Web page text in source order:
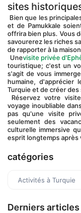
sites
et de Pamukkale
offrira bien plus. Vous
savourerez les riches
de rapporter à la
Unevisite privée
touristique; c'est un
s'agit de vous
humaine, d'apprécier
Turquie et de créer
voyage inoubliable
pas qu'une visite
seulement des
culturelle immersive
esprit longtemps après
catégories
Activités à Turquie
Derniers articles